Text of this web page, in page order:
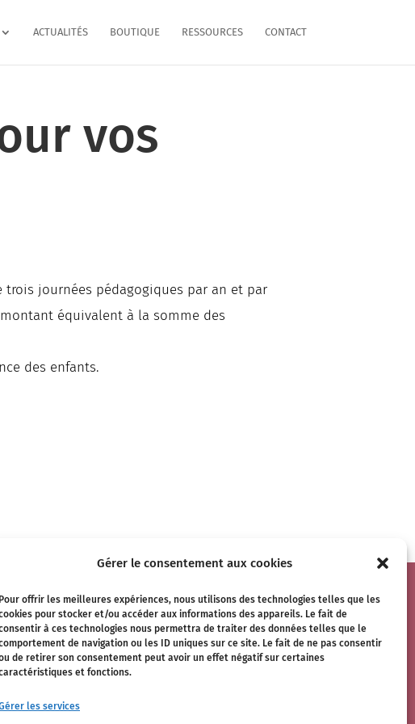
Gérer le consentement aux cookies
Pour offrir les meilleures expériences, nous utilisons des technologies telles que les
pour stocker et/ou accéder aux informations des appareils. Le fait de
à ces technologies nous permettra de traiter des données telles que le
de navigation ou les ID uniques sur ce site. Le fait de ne pas consentir
de retirer son consentement peut avoir un effet négatif sur certaines
et fonctions.
les services
ACTUALITÉS BOUTIQUE RESSOURCES CONTACT
vos
trois journées pédagogiques par an et par
équivalent à la somme des
des enfants.

Mentions légales
Plan du site
Contact